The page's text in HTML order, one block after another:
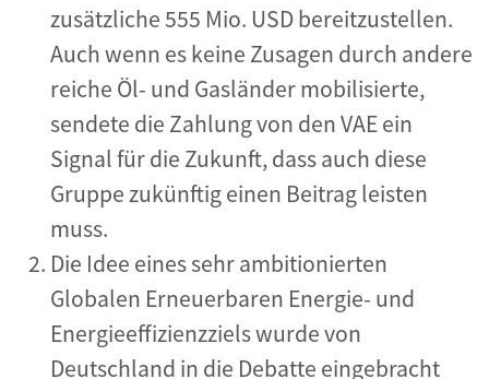
zusätzliche 555 Mio. USD bereitzustellen.
Auch wenn es keine Zusagen durch andere
reiche Öl- und Gasländer mobilisierte,
sendete die Zahlung von den VAE ein
Signal für die Zukunft, dass auch diese
Gruppe zukünftig einen Beitrag leisten
muss.
Die Idee eines sehr ambitionierten
Globalen Erneuerbaren Energie- und
Energieeffizienzziels wurde von
Deutschland in die Debatte eingebracht